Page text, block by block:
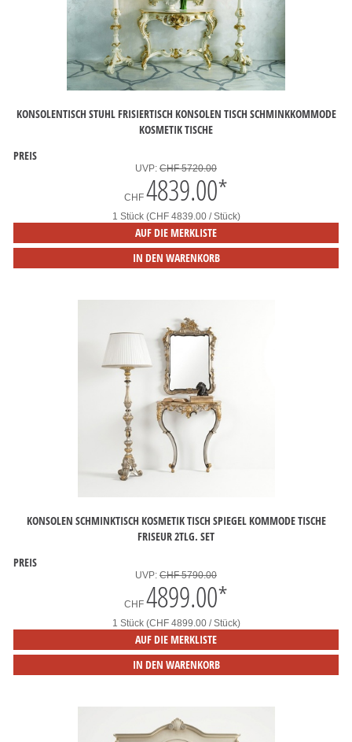
KONSOLENTISCH STUHL FRISIERTISCH KONSOLEN TISCH SCHMINKKOMMODE
KOSMETIK TISCHE
PREIS
UVP: CHF 5720.00
CHF 4839.00*
1 Stück (CHF 4839.00 / Stück)
AUF DIE MERKLISTE
IN DEN WARENKORB
KONSOLEN SCHMINKTISCH KOSMETIK TISCH SPIEGEL KOMMODE TISCHE
FRISEUR 2TLG. SET
PREIS
UVP: CHF 5790.00
CHF 4899.00*
1 Stück (CHF 4899.00 / Stück)
AUF DIE MERKLISTE
IN DEN WARENKORB